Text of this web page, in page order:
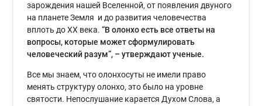
зарождения нашей Вселенной, от появления двуного
на планете Земля и до развития человечества
вплоть до ХХ века.“В олонхо есть все ответы на
вопросы, которые может сформулировать
человеческий разум”, – утверждают ученые.
Все мы знаем, что олонхосуты не имели право
менять структуру олонхо, это было на уровне
святости. Непослушание карается Духом Слова, а